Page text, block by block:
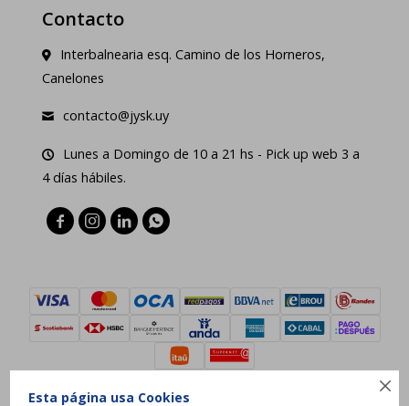

Esta página usa Cookies
Contacto
Interbalnearia esq. Camino de los Horneros,
Canelones
contacto@jysk.uy
Lunes a Domingo de 10 a 21 hs - Pick up web 3 a
4 días hábiles.
   